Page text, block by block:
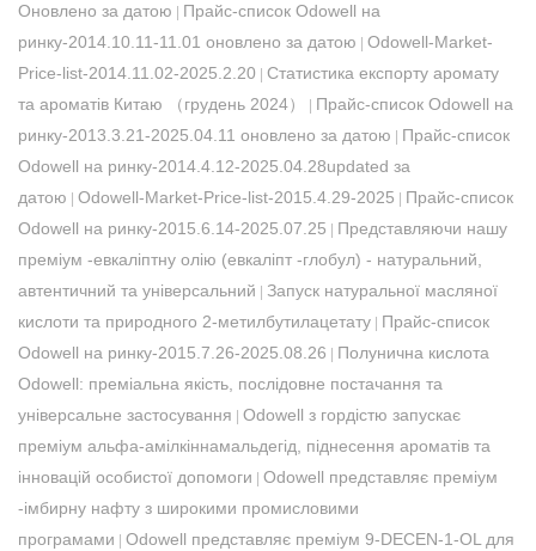
Оновлено за датою
Прайс-список Odowell на
ринку-2014.10.11-11.01 оновлено за датою
Odowell-Market-
Price-list-2014.11.02-2025.2.20
Статистика експорту аромату
та ароматів Китаю （грудень 2024）
Прайс-список Odowell на
ринку-2013.3.21-2025.04.11 оновлено за датою
Прайс-список
Odowell на ринку-2014.4.12-2025.04.28updated за
датою
Odowell-Market-Price-list-2015.4.29-2025
Прайс-список
Odowell на ринку-2015.6.14-2025.07.25
Представляючи нашу
преміум -евкаліптну олію (евкаліпт -глобул) - натуральний,
автентичний та універсальний
Запуск натуральної масляної
кислоти та природного 2-метилбутилацетату
Прайс-список
Odowell на ринку-2015.7.26-2025.08.26
Полунична кислота
Odowell: преміальна якість, послідовне постачання та
універсальне застосування
Odowell з гордістю запускає
преміум альфа-амілкіннамальдегід, піднесення ароматів та
інновацій особистої допомоги
Odowell представляє преміум
-імбирну нафту з широкими промисловими
програмами
Odowell представляє преміум 9-DECEN-1-OL для